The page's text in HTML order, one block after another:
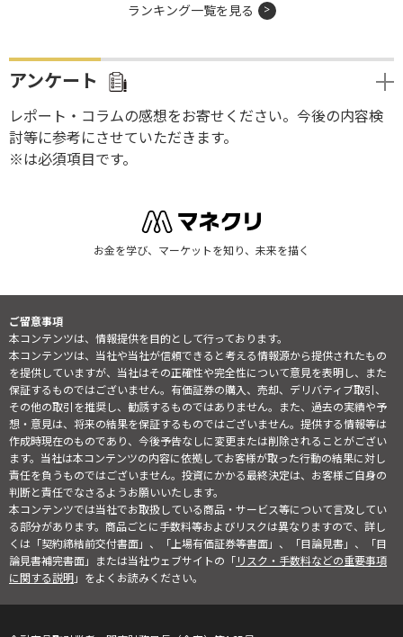
ランキング一覧を見る
アンケート
レポート・コラムの感想をお寄せください。今後の内容検
討等に参考にさせていただきます。
※は必須項目です。
お金を学び、マーケットを知り、未来を描く
ご留意事項
本コンテンツは、情報提供を目的として行っております。
本コンテンツは、当社や当社が信頼できると考える情報源から提供されたもの
を提供していますが、当社はその正確性や完全性について意見を表明し、また
保証するものではございません。有価証券の購入、売却、デリバティブ取引、
その他の取引を推奨し、勧誘するものではありません。また、過去の実績や予
想・意見は、将来の結果を保証するものではございません。提供する情報等は
作成時現在のものであり、今後予告なしに変更または削除されることがござい
ます。当社は本コンテンツの内容に依拠してお客様が取った行動の結果に対し
責任を負うものではございません。投資にかかる最終決定は、お客様ご自身の
判断と責任でなさるようお願いいたします。
本コンテンツでは当社でお取扱している商品・サービス等について言及してい
る部分があります。商品ごとに手数料等およびリスクは異なりますので、詳し
くは「契約締結前交付書面」、「上場有価証券等書面」、「目論見書」、「目
論見書補完書面」または当社ウェブサイトの「リスク・手数料などの重要事項
に関する説明」をよくお読みください。